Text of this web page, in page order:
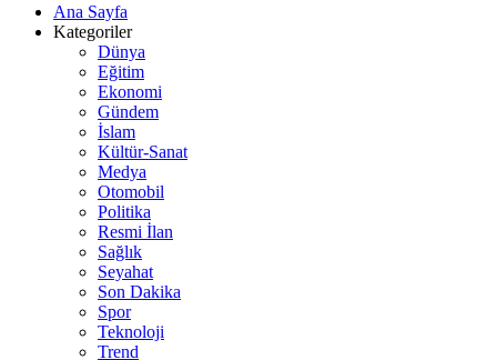
Ana Sayfa
Kategoriler
Dünya
Eğitim
Ekonomi
Gündem
İslam
Kültür-Sanat
Medya
Otomobil
Politika
Resmi İlan
Sağlık
Seyahat
Son Dakika
Spor
Teknoloji
Trend